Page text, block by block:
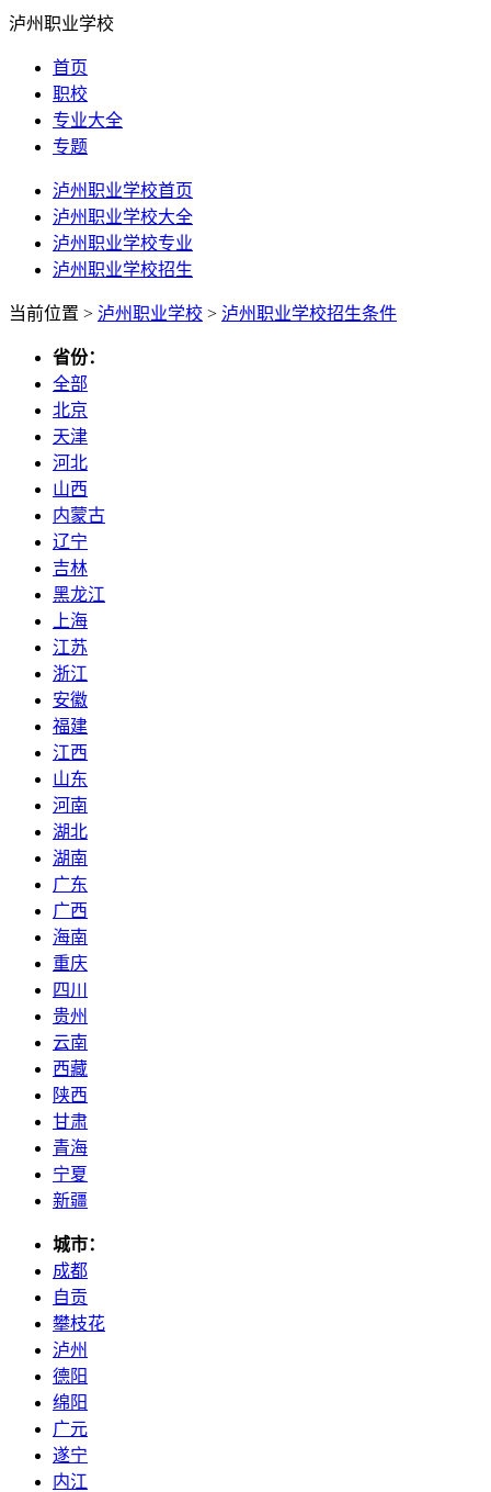
泸州职业学校
首页
职校
专业大全
专题
泸州职业学校首页
泸州职业学校大全
泸州职业学校专业
泸州职业学校招生
当前位置 > 泸州职业学校 > 泸州职业学校招生条件
省份：
全部
北京
天津
河北
山西
内蒙古
辽宁
吉林
黑龙江
上海
江苏
浙江
安徽
福建
江西
山东
河南
湖北
湖南
广东
广西
海南
重庆
四川
贵州
云南
西藏
陕西
甘肃
青海
宁夏
新疆
城市：
成都
自贡
攀枝花
泸州
德阳
绵阳
广元
遂宁
内江